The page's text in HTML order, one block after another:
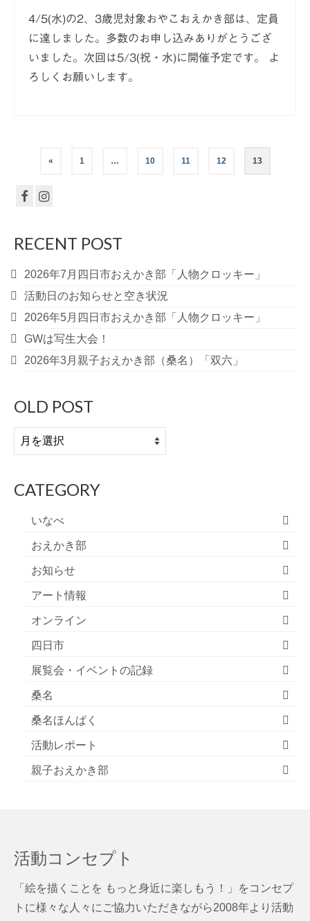
4/5(水)の2、3歳児対象おやこおえかき部は、定員
に達しました。多数のお申し込みありがとうござ
いました。次回は5/3(祝・水)に開催予定です。 よ
ろしくお願いします。
稿
ペ
ー
ジ
送
り
« 1 … 10 11 12 13
RECENT POST
2026年7月四日市おえかき部「人物クロッキー」
活動日のお知らせと空き状況
2026年5月四日市おえかき部「人物クロッキー」
GWは写生大会！
2026年3月親子おえかき部（桑名）「双六」
OLD POST
OLD
POST
CATEGORY
いなべ
おえかき部
お知らせ
アート情報
オンライン
四日市
展覧会・イベントの記録
桑名
桑名ほんぱく
活動レポート
親子おえかき部
活動コンセプト
「絵を描くことを もっと身近に楽しもう！」をコンセプ
トに様々な人々にご協力いただきながら2008年より活動